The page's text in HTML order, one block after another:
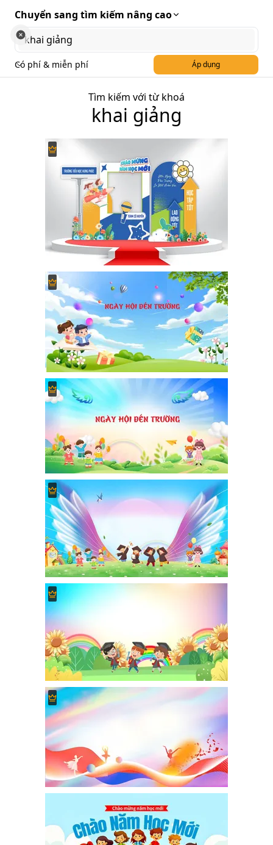
Chuyển sang tìm kiếm nâng cao
Có phí & miễn phí Áp dụng
Tìm kiếm với từ khoá
khai giảng